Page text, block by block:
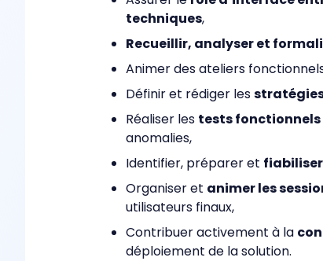
techniques,
Recueillir, analyser et
Animer des ateliers
Définir et rédiger les
Réaliser les tests
anomalies,
Identifier, préparer et
Organiser et animer les
utilisateurs finaux,
Contribuer activement à la
déploiement de la solution.